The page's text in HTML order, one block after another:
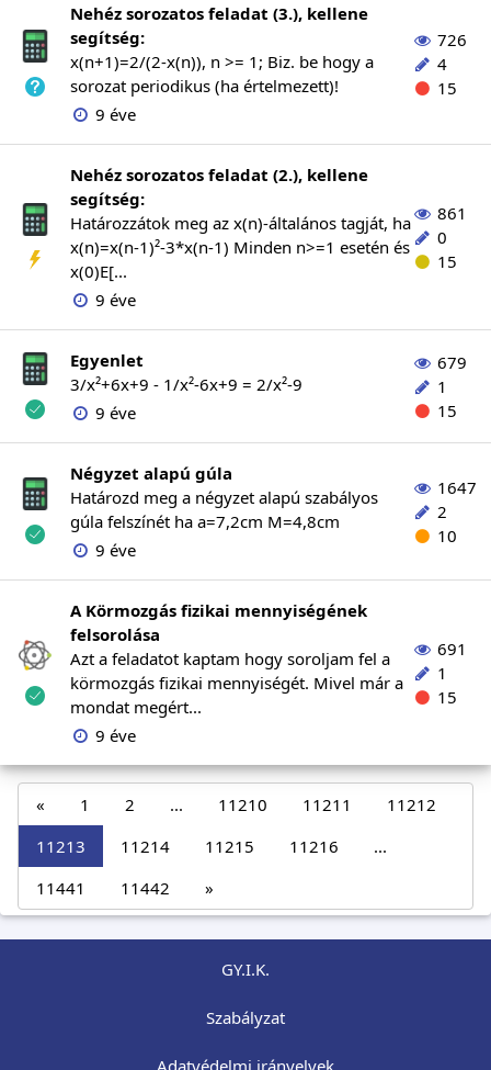
Nehéz sorozatos feladat (3.), kellene
segítség:
x(n+1)=2/(2-x(n)), n >= 1; Biz. be hogy a
sorozat periodikus (ha értelmezett)!
9 éve
726
4
15
Nehéz sorozatos feladat (2.), kellene
segítség:
Határozzátok meg az x(n)-általános tagját, ha
x(n)=x(n-1)²-3*x(n-1) Minden n>=1 esetén és
x(0)E[...
9 éve
861
0
15
Egyenlet
3/x²+6x+9 - 1/x²-6x+9 = 2/x²-9
9 éve
679
1
15
Négyzet alapú gúla
Határozd meg a négyzet alapú szabályos
gúla felszínét ha a=7,2cm M=4,8cm
9 éve
1647
2
10
A Körmozgás fizikai mennyiségének
felsorolása
Azt a feladatot kaptam hogy soroljam fel a
körmozgás fizikai mennyiségét. Mivel már a
mondat megért...
9 éve
691
1
15
« 1 2 ... 11210 11211
11212
11213
11214 11215 11216
...
11441
11442 »
GY.I.K.
Szabályzat